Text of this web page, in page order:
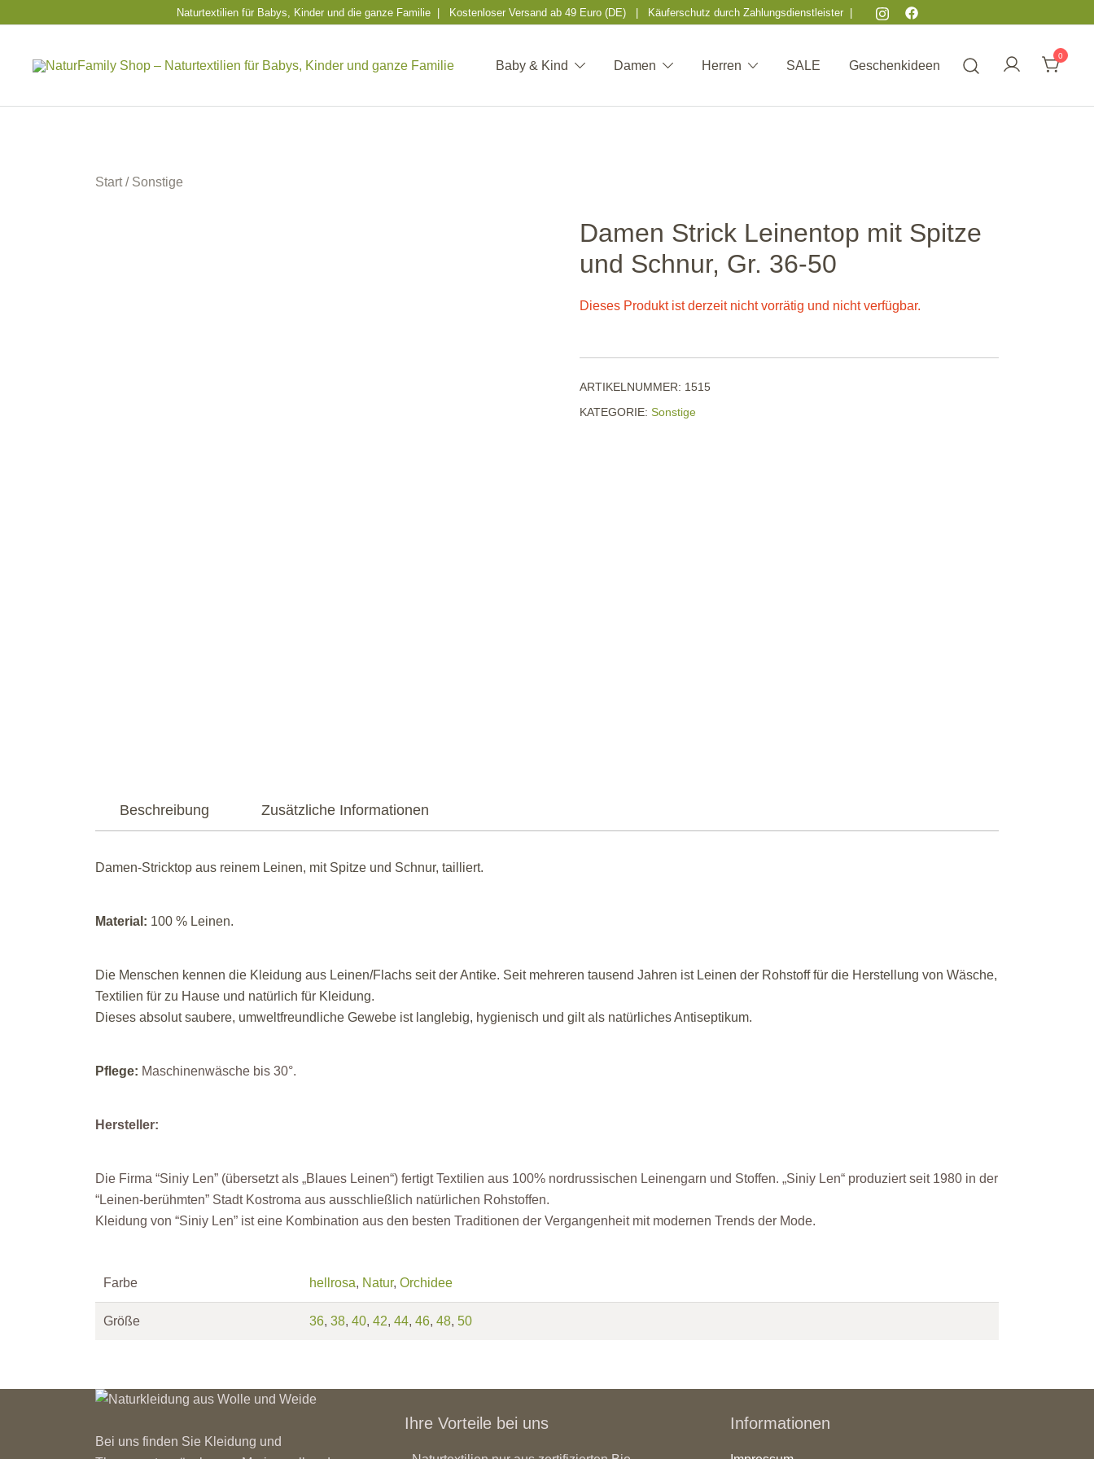
Naturtextilien für Babys, Kinder und die ganze Familie | Kostenloser Versand ab 49 Euro (DE) | Käuferschutz durch Zahlungsdienstleister |
Baby & Kind Damen Herren SALE Geschenkideen
0
Start/ Sonstige
Damen Strick Leinentop mit Spitze
und Schnur, Gr. 36-50
Dieses Produkt ist derzeit nicht vorrätig und nicht verfügbar.
ARTIKELNUMMER: 1515
KATEGORIE: Sonstige
Beschreibung Zusätzliche Informationen
Damen-Stricktop aus reinem Leinen, mit Spitze und Schnur, tailliert.
Material: 100 % Leinen.
Die Menschen kennen die Kleidung aus Leinen/Flachs seit der Antike. Seit mehreren tausend Jahren ist Leinen der Rohstoff für die Herstellung von Wäsche,
Textilien für zu Hause und natürlich für Kleidung.
Dieses absolut saubere, umweltfreundliche Gewebe ist langlebig, hygienisch und gilt als natürliches Antiseptikum.
Pflege: Maschinenwäsche bis 30°.
Hersteller:
Die Firma “Siniy Len” (übersetzt als „Blaues Leinen“) fertigt Textilien aus 100% nordrussischen Leinengarn und Stoffen. „Siniy Len“ produziert seit 1980 in der
“Leinen-berühmten” Stadt Kostroma aus ausschließlich natürlichen Rohstoffen.
Kleidung von “Siniy Len” ist eine Kombination aus den besten Traditionen der Vergangenheit mit modernen Trends der Mode.
Farbe hellrosa, Natur, Orchidee
Größe 36, 38, 40, 42, 44, 46, 48, 50
Bei uns finden Sie Kleidung und
Ihre Vorteile bei uns Informationen